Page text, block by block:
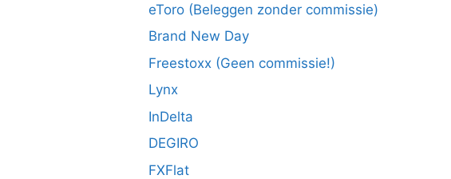
eToro (Beleggen zonder commissie)
Brand New Day
Freestoxx (Geen commissie!)
Lynx
InDelta
DEGIRO
FXFlat